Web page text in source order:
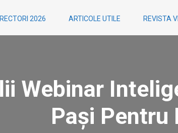
2026 ARTICOLE UTILE REVISTA
Webinar
Pași Pentru